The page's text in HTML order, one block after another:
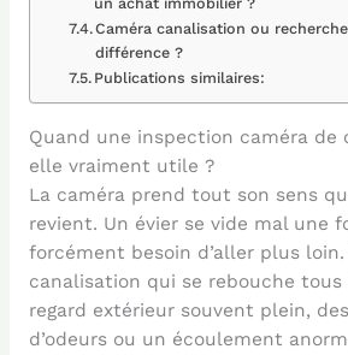
Caméra canalisation ou
différence ?
Publications similaires:
Quand une inspection caméra de
elle vraiment utile ?
La caméra prend tout son sens
revient. Un évier se vide mal une
forcément besoin d’aller plus
canalisation qui se rebouche tous
regard extérieur souvent plein,
d’odeurs ou un écoulement